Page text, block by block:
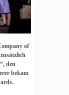
of
den
bekam